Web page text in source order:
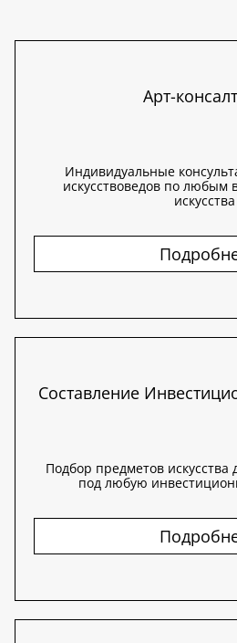
Арт-
Индивидуальные
искусствоведов по любым
искусства
Составление
Подбор предметов искусства
под любую